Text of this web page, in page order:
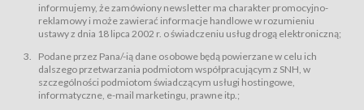
przetwarzania przez Usługodawcę danych osobowych Usługobiorców
będących osobami fizycznymi.
świadczy Usługi drogą elektroniczną w rozumieniu ustawy z dnia 18 lipca
2002 r. o świadczeniu usług drogą elektroniczną (Dz.U. z 2002 r., Nr 144, poz.
1204, z późń. zm.). Usługi świadczone są nieodpłatnie.
usługę przeglądania i odczytywania przez Usługobiorców materiałów
zamieszczanych w Serwisie,
informujemy, że zamówiony newsletter ma charakter promocyjno-
reklamowy i może zawierać informacje handlowe w rozumieniu
ustawy z dnia 18 lipca 2002 r. o świadczeniu usług drogą elektroniczną;
Podane przez Pana/-ią dane osobowe będą powierzane w celu ich
dalszego przetwarzania podmiotom współpracującym z SNH, w
szczególności podmiotom świadczącym usługi hostingowe,
informatyczne, e-mail marketingu, prawne itp.;